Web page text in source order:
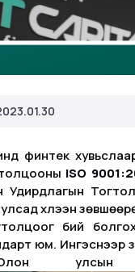
хувьслаар
ISO
Удирдлагын
хүлээн
бий
юм.
улсын